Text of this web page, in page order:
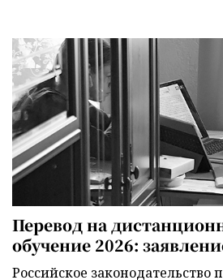
Перевод на
обучение 2026:
Российское законодательство